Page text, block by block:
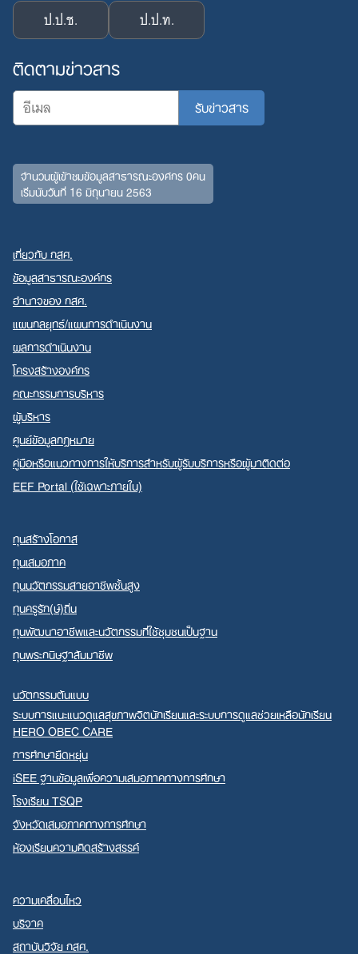
Search
for:
ป.ป.ช. ป.ป.ท.
ติดตามข่าวสาร
จำนวนผู้เข้าชมข้อมูลสาธารณะองค์กร 0คน
เริ่มนับวันที่ 16 มิถุนายน 2563
เกี่ยวกับ กสศ.
ข้อมูลสาธารณะองค์กร
อำนาจของ กสศ.
แผนกลยุทธ์/แผนการดำเนินงาน
ผลการดำเนินงาน
โครงสร้างองค์กร
คณะกรรมการบริหาร
ผู้บริหาร
ศูนย์ข้อมูลกฎหมาย
คู่มือหรือแนวทางการให้บริการสำหรับผู้รับบริการหรือผู้มาติดต่อ
EEF Portal (ใช้เฉพาะภายใน)
ทุนสร้างโอกาส
ทุนเสมอภาค
ทุนนวัตกรรมสายอาชีพชั้นสูง
ทุนครูรัก(ษ์)ถิ่น
ทุนพัฒนาอาชีพและนวัตกรรมที่ใช้ชุมชนเป็นฐาน
ทุนพระกนิษฐาสัมมาชีพ
นวัตกรรมต้นแบบ
ระบบการแนะแนวดูแลสุขภาพจิตนักเรียนและระบบการดูแลช่วยเหลือนักเรียน
HERO OBEC CARE
การศึกษายืดหยุ่น
iSEE ฐานข้อมูลเพื่อความเสมอภาคทางการศึกษา
โรงเรียน TSQP
จังหวัดเสมอภาคทางการศึกษา
ห้องเรียนความคิดสร้างสรรค์
ความเคลื่อนไหว
บริจาค
สถาบันวิจัย กสศ.